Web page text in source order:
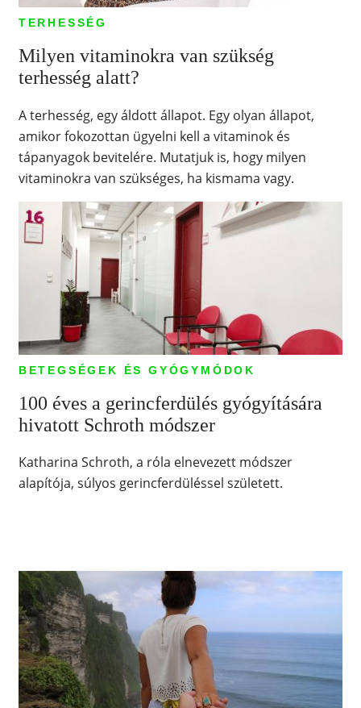
TERHESSÉG
Milyen vitaminokra van szükség
terhesség alatt?
A terhesség, egy áldott állapot. Egy olyan állapot,
amikor fokozottan ügyelni kell a vitaminok és
tápanyagok bevitelére. Mutatjuk is, hogy milyen
vitaminokra van szükséges, ha kismama vagy.
BETEGSÉGEK ÉS GYÓGYMÓDOK
100 éves a gerincferdülés gyógyítására
hivatott Schroth módszer
Katharina Schroth, a róla elnevezett módszer
alapítója, súlyos gerincferdüléssel született.